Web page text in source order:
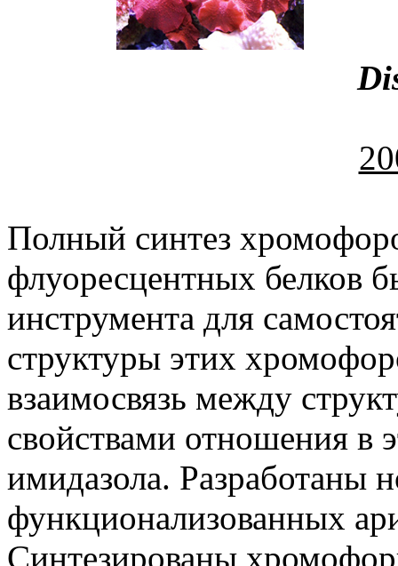
Полный синтез
флуоресцентных белков
инструмента для
структуры этих
взаимосвязь между
свойствами отношения в
имидазола. Разработаны
функционализованных
Синтезированы